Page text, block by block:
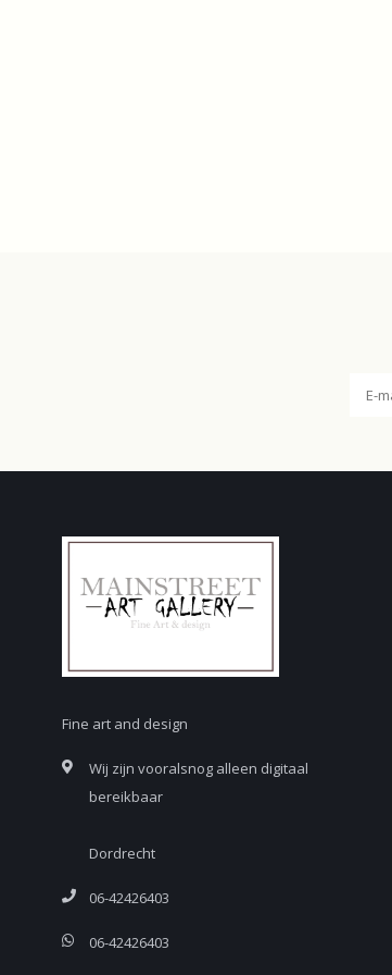
Fine art and design
Wij zijn vooralsnog alleen digitaal
bereikbaar
Dordrecht
06-42426403
06-42426403